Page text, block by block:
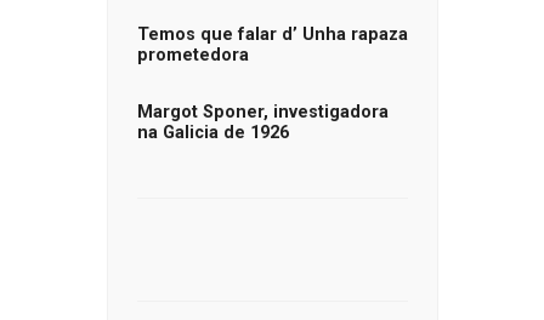
Temos que falar d’ Unha rapaza
prometedora
Margot Sponer, investigadora
na Galicia de 1926